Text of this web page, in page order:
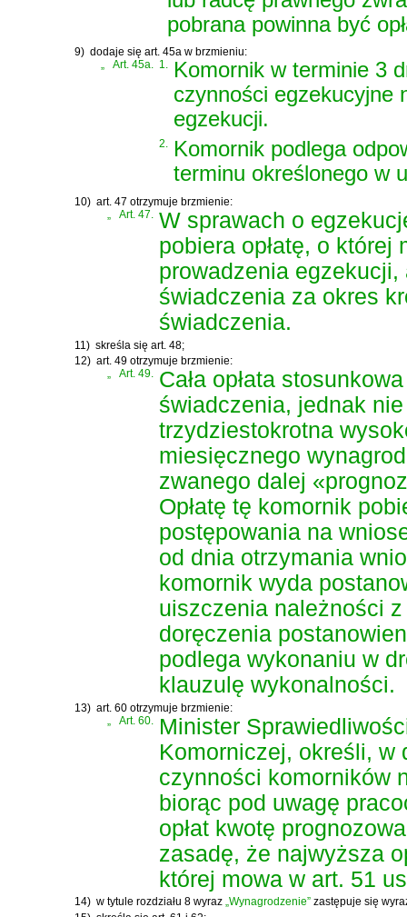
pobrana powinna być
9) dodaje się art. 45a w brzmieniu:
„
Art. 45a. 1.
Komornik w terminie 3
czynności egzekucyjne
egzekucji.
2.
Komornik podlega
terminu określonego w
10) art. 47 otrzymuje brzmienie:
„
Art. 47. W sprawach o
pobiera opłatę, o
prowadzenia
świadczenia za okres
świadczenia.
11) skreśla się art. 48;
12) art. 49 otrzymuje brzmienie:
„
Art. 49. Cała opłata
świadczenia, jednak
trzydziestokrotna
miesięcznego
zwanego dalej
Opłatę tę komornik
postępowania na
od dnia otrzymania
komornik wyda
uiszczenia należności z
doręczenia
podlega wykonaniu w
klauzulę wykonalności.
13) art. 60 otrzymuje brzmienie:
Art. 60.
Minister
Komorniczej, określi, w
czynności komorników
biorąc pod uwagę
opłat kwotę
zasadę, że najwyższa
której mowa w art. 51
14) w tytule rozdziału 8 wyraz „Wynagrodzenie” zastępuje się